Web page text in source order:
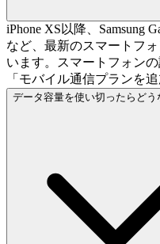
iPhone XS以降、Samsung
など、最新のスマートフ
います。スマートフォン
「モバイル通信プランを
データ容量を使い切ったらどう